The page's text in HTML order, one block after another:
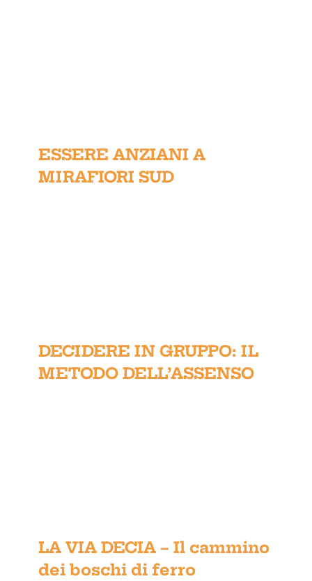
SUD
ESSERE ANZIANI A
MIRAFIORI SUD
METODO DELL’ASSENSO
DECIDERE IN GRUPPO: IL
METODO DELL’ASSENSO
boschi di ferro
LA VIA DECIA – Il cammino
dei boschi di ferro